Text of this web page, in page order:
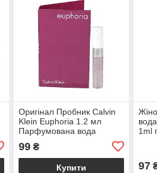
Оригінал Пробник Calvin
Klein Euphoria 1.2 мл
Парфумована вода
99₴
Купити
1ml
97